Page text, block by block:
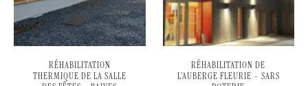
RÉHABILITATION
THERMIQUE DE LA SALLE
RÉHABILITATION DE
L’AUBERGE FLEURIE – SARS